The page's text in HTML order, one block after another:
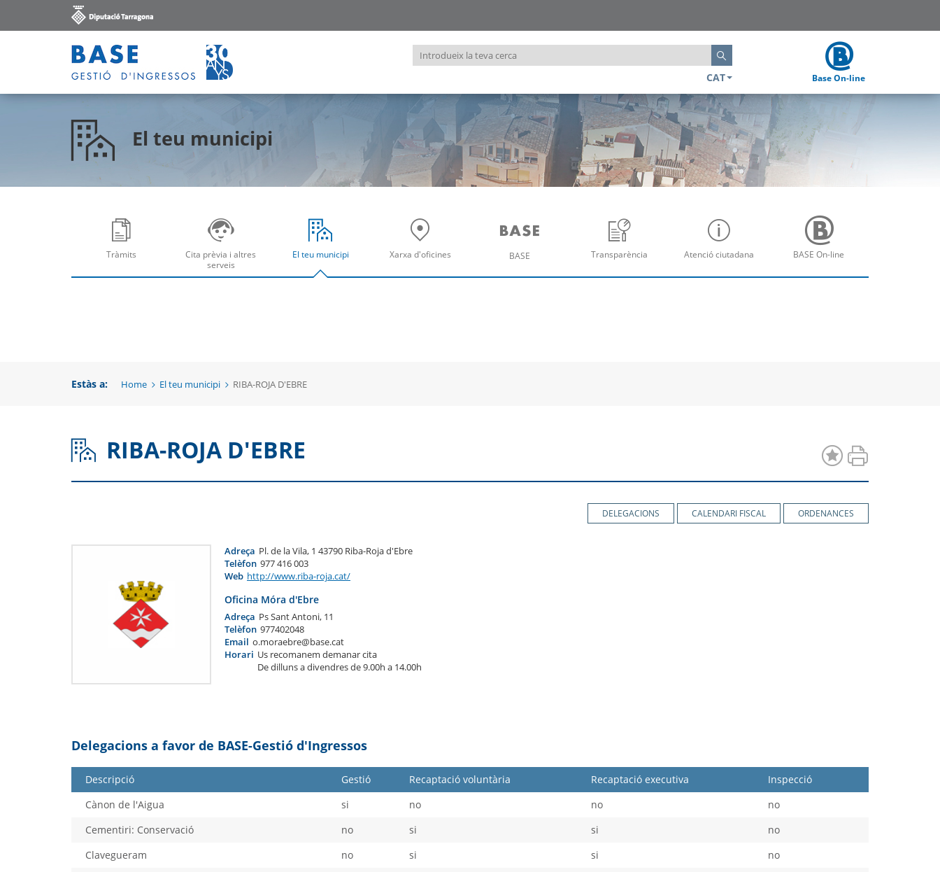
Introdueix
la
cerca
CAT
Base On-line
El teu municipi
Tràmits
Obre
finestra
Cita prèvia i altres
serveis
Obre
finestra
El teu municipi
Obre
finestra
Xarxa d'oficines
Obre
BASE
Obre
Transparència
Obre
Atenció ciutadana
Obre
BASE On-line
Obre
Estàs a: Home El teu municipi RIBA-ROJA D'EBRE
RIBA-ROJA D'EBRE
DELEGACIONS CALENDARI FISCAL ORDENANCES
Adreça Pl. de la Vila, 1 43790 Riba-Roja d'Ebre
Telèfon 977 416 003
Web http://www.riba-roja.cat/
Oficina Móra d'Ebre
Adreça Ps Sant Antoni, 11
Telèfon 977402048
Email o.moraebre@base.cat
Horari Us recomanem demanar cita
De dilluns a divendres de 9.00h a 14.00h
Delegacions a favor de BASE-Gestió d'Ingressos
Descripció Gestió Recaptació voluntària Recaptació executiva
Inspecció
Cànon de l'Aigua
si no no
no
Cementiri: Conservació
no si si
no
Clavegueram
no si si
no